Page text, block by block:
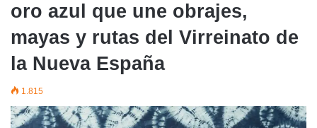
oro azul que une obrajes,
mayas y rutas del Virreinato de
la Nueva España
1.815